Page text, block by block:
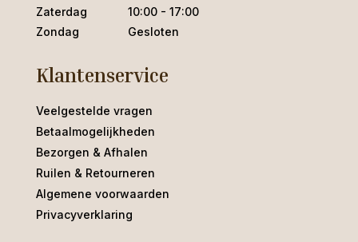
Zaterdag
10:00 - 17:00
Zondag
Gesloten
Klantenservice
Veelgestelde vragen
Betaalmogelijkheden
Bezorgen & Afhalen
Ruilen & Retourneren
Algemene voorwaarden
Privacyverklaring